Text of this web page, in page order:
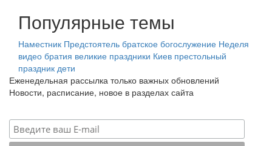
Популярные темы
Наместник Предстоятель братское богослужение Неделя
видео братия великие праздники Киев престольный
праздник дети
Еженедельная рассылка только важных обновлений
Новости, расписание, новое в разделах сайта